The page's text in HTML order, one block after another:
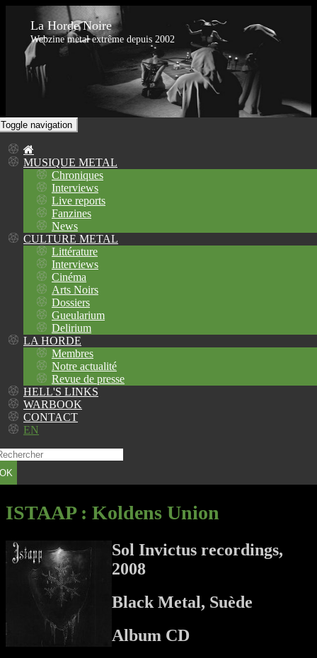
La Horde Noire
Webzine metal extrême depuis 2002
Toggle navigation
MUSIQUE METAL
Chroniques
Interviews
Live reports
Fanzines
News
CULTURE METAL
Littérature
Interviews
Cinéma
Arts Noirs
Dossiers
Gueularium
Delirium
LA HORDE
Membres
Notre actualité
Revue de presse
HELL'S LINKS
WARBOOK
CONTACT
EN
OK
ISTAAP: Koldens Union
Sol Invictus recordings,
2008
Black Metal, Suède
Album CD